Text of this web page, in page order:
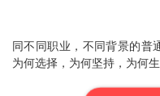
同不同职业，不同背景的普
为何选择，为何坚持，为何